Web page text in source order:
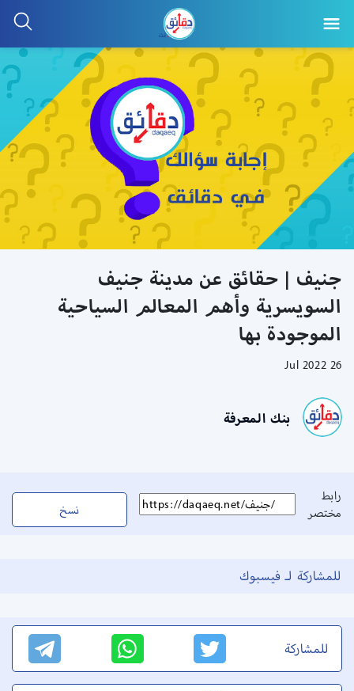
جنيف | حقائق عن مدينة جنيف
السويسرية وأهم المعالم السياحية
الموجودة بها
26 Jul 2022
بنك المعرفة
رابط
مختصر
نسخ
للمشاركة لـ فيسبوك
للمشاركة